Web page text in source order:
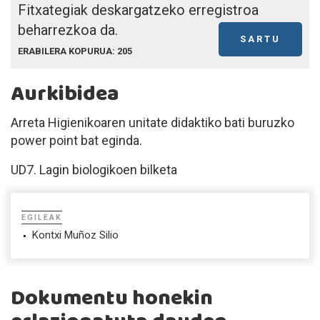
Fitxategiak deskargatzeko erregistroa
beharrezkoa da.
SARTU
ERABILERA KOPURUA: 205
Aurkibidea
Arreta Higienikoaren unitate didaktiko bati buruzko
power point bat eginda.
UD7. Lagin biologikoen bilketa
EGILEAK
Kontxi Muñoz Silio
Dokumentu honekin